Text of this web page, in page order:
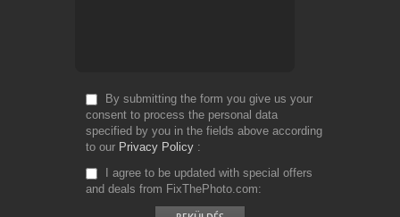
By submitting the form you give us your
consent to process the personal data
specified by you in the fields above according
to our Privacy Policy
I agree to be updated with special offers
and deals from FixThePhoto.com